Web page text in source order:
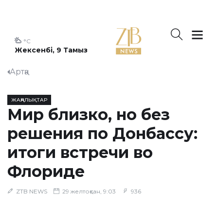
Жексенбі, 9 Тамыз
°C
Артқа
ЖАҢАЛЫҚТАР
Мир близко, но без
решения по Донбассу:
итоги встречи во
Флориде
ZTB NEWS 29 желтоқсан, 9:03 936